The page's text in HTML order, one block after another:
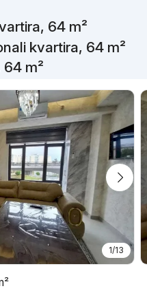
64 m²
kvartira, 64 m²
m²
1/13